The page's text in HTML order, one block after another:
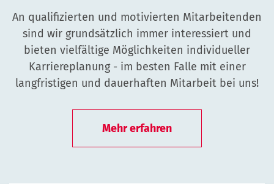
An qualifizierten und motivierten Mitarbeitenden
sind wir grundsätzlich immer interessiert und
bieten vielfältige Möglichkeiten individueller
Karriereplanung - im besten Falle mit einer
langfristigen und dauerhaften Mitarbeit bei uns!
Mehr erfahren